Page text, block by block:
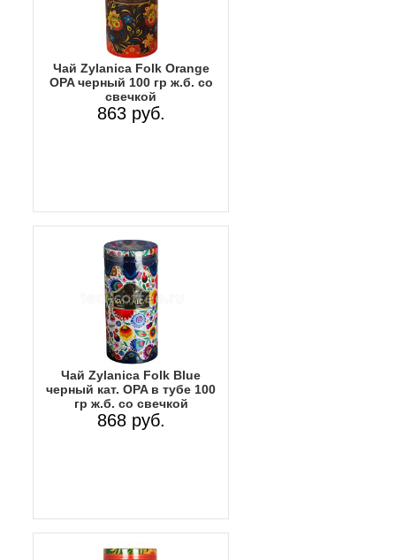
Чай Zylanica Folk Orange
OPA черный 100 гр ж.б. со
свечкой
863 руб.
Чай Zylanica Folk Blue
черный кат. OPA в тубе 100
гр ж.б. со свечкой
868 руб.